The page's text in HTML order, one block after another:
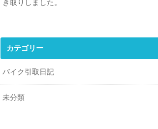
き取りしました。
カテゴリー
バイク引取日記
未分類